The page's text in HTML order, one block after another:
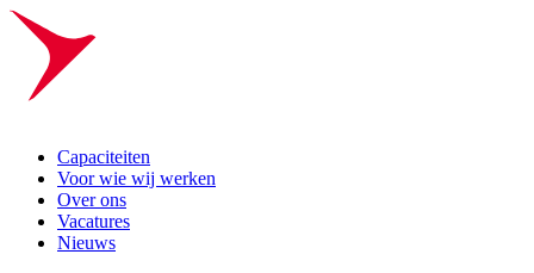
Capaciteiten
Voor wie wij werken
Over ons
Vacatures
Nieuws